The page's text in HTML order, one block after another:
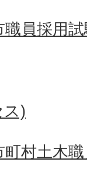
員採用
ス)
村土木